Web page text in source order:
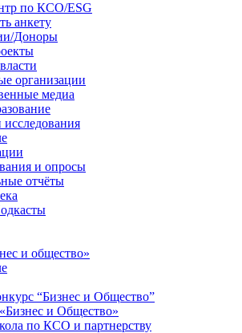
по КСО/ESG
анкету
Доноры
организации
медиа
и опросы
отчёты
и общество»
“Бизнес и Общество”
и Общество»
по КСО и партнерству